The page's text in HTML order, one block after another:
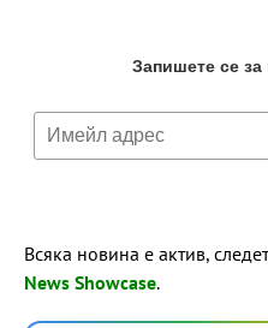
Всяка новина е актив,
News Showcase.